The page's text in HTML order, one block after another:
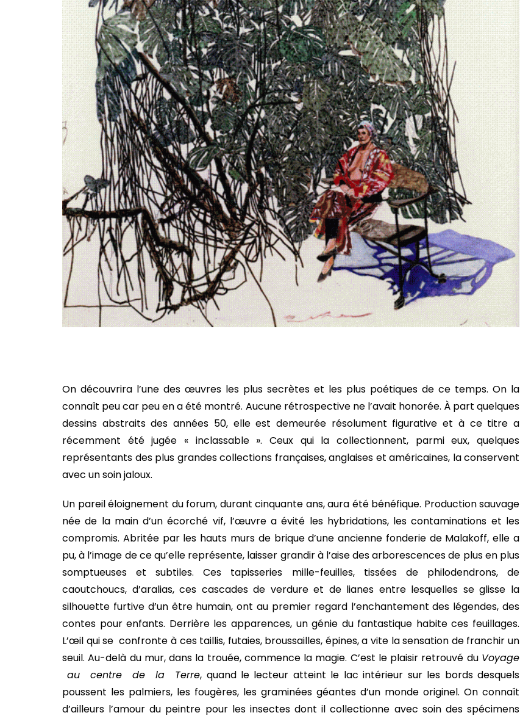
On découvrira l’une des œuvres les plus secrètes et les plus poétiques de ce temps. On la
connaît peu car peu en a été montré. Aucune rétrospective ne l’avait honorée. À part quelques
dessins abstraits des années 50, elle est demeurée résolument figurative et à ce titre a
récemment été jugée « inclassable ». Ceux qui la collectionnent, parmi eux, quelques
représentants des plus grandes collections françaises, anglaises et américaines, la conservent
avec un soin jaloux.
Un pareil éloignement du forum, durant cinquante ans, aura été bénéfique. Production sauvage
née de la main d’un écorché vif, l’œuvre a évité les hybridations, les contaminations et les
compromis. Abritée par les hauts murs de brique d’une ancienne fonderie de Malakoff, elle a
pu, à l’image de ce qu’elle représente, laisser grandir à l’aise des arborescences de plus en plus
somptueuses et subtiles. Ces tapisseries mille-feuilles, tissées de philodendrons, de
caoutchoucs, d’aralias, ces cascades de verdure et de lianes entre lesquelles se glisse la
silhouette furtive d’un être humain, ont au premier regard l’enchantement des légendes, des
contes pour enfants. Derrière les apparences, un génie du fantastique habite ces feuillages.
L’œil qui se confronte à ces taillis, futaies, broussailles, épines, a vite la sensation de franchir un
seuil. Au-delà du mur, dans la trouée, commence la magie. C’est le plaisir retrouvé du Voyage
au centre de la Terre, quand le lecteur atteint le lac intérieur sur les bords desquels
poussent les palmiers, les fougères, les graminées géantes d’un monde originel. On connaît
d’ailleurs l’amour du peintre pour les insectes dont il collectionne avec soin des spécimens